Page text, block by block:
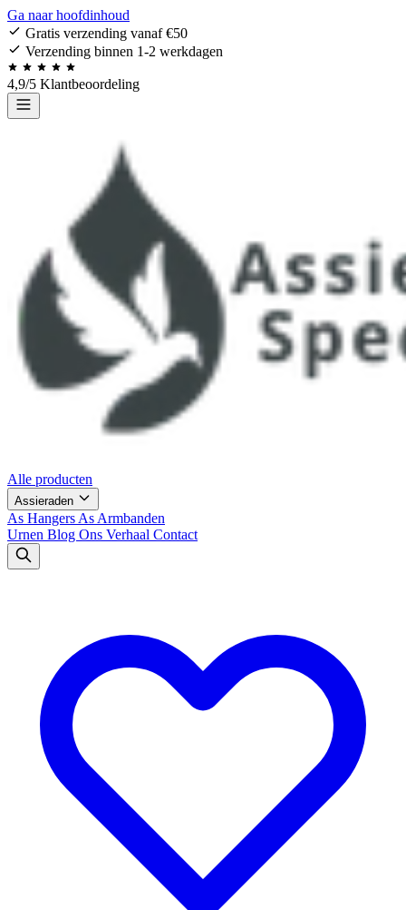
Ga naar hoofdinhoud
Gratis verzending vanaf €50
Verzending binnen 1-2 werkdagen
4,9/5 Klantbeoordeling
Alle producten
Assieraden
As Hangers As Armbanden
Urnen Blog Ons Verhaal Contact